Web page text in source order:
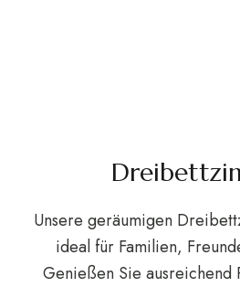
Unsere geräumigen
ideal für Familien,
Genießen Sie ausreichend